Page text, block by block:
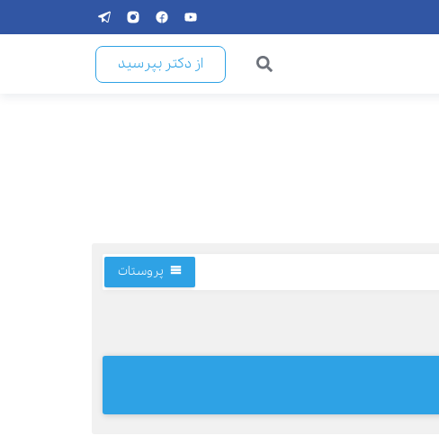
از دکتر بپرسید
پروستات